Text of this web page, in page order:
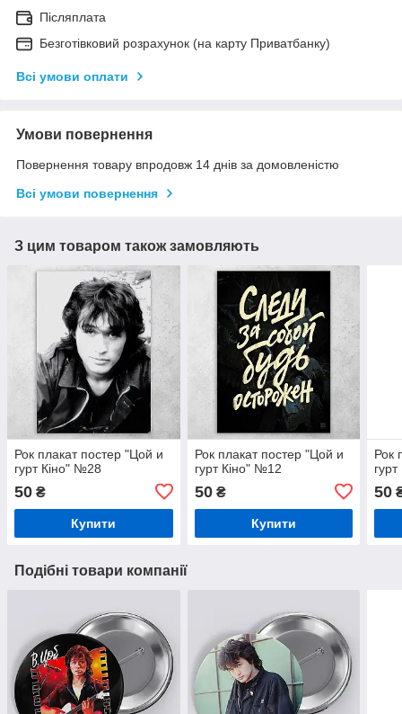
Післяплата
Безготівковий розрахунок (на карту Приватбанку)
Всі умови оплати
Умови повернення
Повернення товару впродовж 14 днів за домовленістю
Всі умови повернення
З цим товаром також замовляють
Рок плакат постер "Цой и
гурт Кіно" №28
50 ₴
Купити
Рок плакат постер "Цой и
гурт Кіно" №12
50₴
Купити
Рок
50
Подібні товари компанії